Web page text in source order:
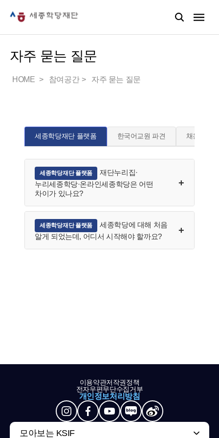
자주 묻는 질문
HOME 참여공간 자주 묻는 질문
세종학당재단 플랫폼 한국어교원 파견 채용
세종학당재단 플랫폼
재단누리집·
누리세종학당·온라인세종학당은 어떤
차이가 있나요?
세종학당재단 플랫폼
세종학당에 대해 처음
알게 되었는데, 어디서 시작해야 할까요?
이용약관저작권정책
전자우편무단수집거부
개인정보처리방침
모아보는 KSIF